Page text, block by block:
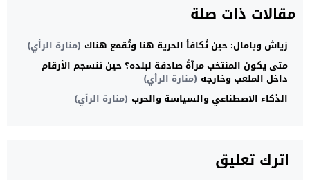
مقالات ذات صلة
زياش ويامال: حين تُكافأ الحرية هنا وتُقمع هناك (منارة الرأي)
متى يكون المنتخب مرآةً صادقة لبلده؟ حين تنسجم الأرقام
داخل الملعب وخارجه (منارة الرأي)
​الذكاء الاصطناعي والسياسة والحرب (منارة الرأي)
اترك تعليق